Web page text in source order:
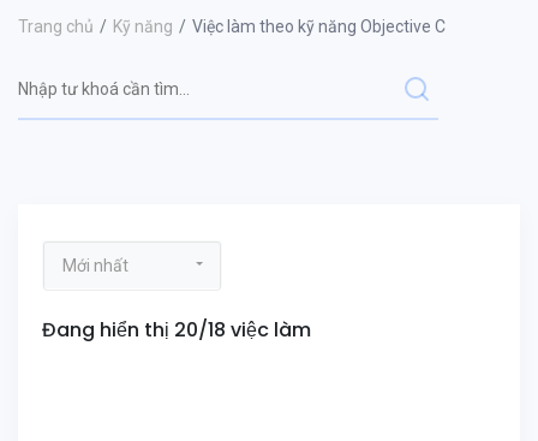
Trang chủ Kỹ năng Việc làm theo kỹ năng Objective C
Mới nhất
Đang hiển thị 20/18 việc làm